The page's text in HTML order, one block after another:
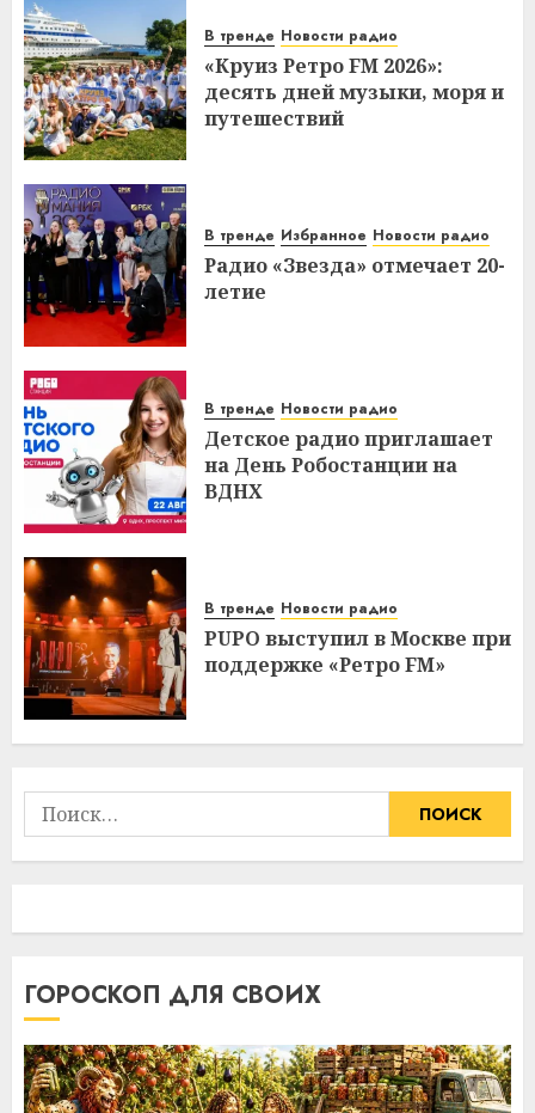
В тренде Новости радио
«Круиз Ретро FM 2026»:
десять дней музыки, моря и
путешествий
В тренде Избранное Новости радио
Радио «Звезда» отмечает 20-
летие
В тренде Новости радио
Детское радио приглашает
на День Робостанции на
ВДНХ
В тренде Новости радио
PUPO выступил в Москве при
поддержке «Ретро FM»
Найти:
ГОРОСКОП ДЛЯ СВОИХ